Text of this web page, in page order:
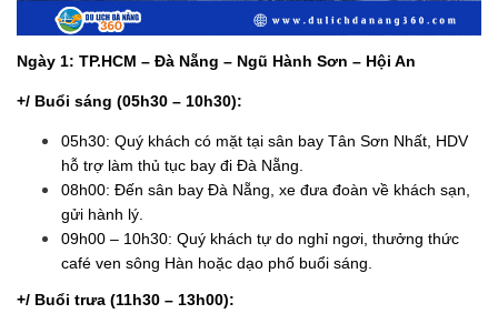
Ngày 1: TP.HCM – Đà Nẵng – Ngũ Hành Sơn – Hội An
+/ Buổi sáng (05h30 – 10h30):
05h30: Quý khách có mặt tại sân bay Tân Sơn Nhất, HDV
hỗ trợ làm thủ tục bay đi Đà Nẵng.
08h00: Đến sân bay Đà Nẵng, xe đưa đoàn về khách sạn,
gửi hành lý.
09h00 – 10h30: Quý khách tự do nghỉ ngơi, thưởng thức
café ven sông Hàn hoặc dạo phố buổi sáng.
+/ Buổi trưa (11h30 – 13h00):